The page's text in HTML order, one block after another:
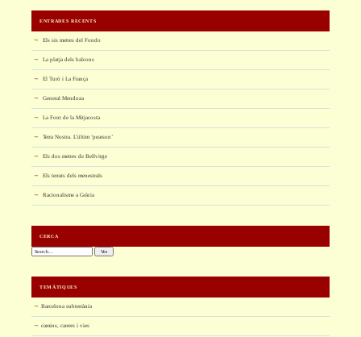
ENTRADES RECENTS
Els sis metres del Fondo
La platja dels balcons
El Turó i La França
General Mendoza
La Font de la Mitjacosta
Terra Nostra. L’últim ‘pearson’
Els dos metres de Bellvitge
Els terrats dels menestrals
Racionalisme a Gràcia
CERCA
Cerca:
TEMÀTIQUES
Barcelona subterrània
camins, carrers i vies